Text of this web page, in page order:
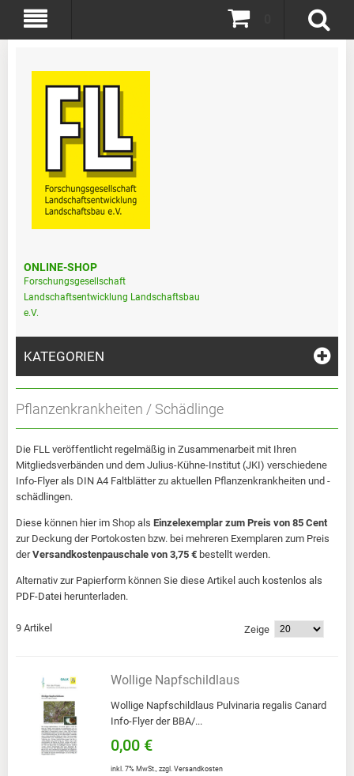
ONLINE-SHOP
Forschungsgesellschaft
Landschaftsentwicklung Landschaftsbau
e.V.
KATEGORIEN
Pflanzenkrankheiten / Schädlinge
Die FLL veröffentlicht regelmäßig in Zusammenarbeit mit Ihren
Mitgliedsverbänden und dem Julius-Kühne-Institut (JKI) verschiedene
Info-Flyer als DIN A4 Faltblätter zu aktuellen Pflanzenkrankheiten und -
schädlingen.
Diese können hier im Shop als Einzelexemplar zum Preis von 85 Cent
zur Deckung der Portokosten bzw. bei mehreren Exemplaren zum Preis
derVersandkostenpauschale von 3,75 €bestellt werden.
Alternativ zur Papierform können Sie diese Artikel auch kostenlos als
PDF-Dateiherunterladen.
9 Artikel Zeige
Wollige Napfschildlaus
Wollige Napfschildlaus Pulvinaria regalis Canard
Info-Flyer der BBA/...
0,00 €
inkl. 7% MwSt., zzgl. Versandkosten